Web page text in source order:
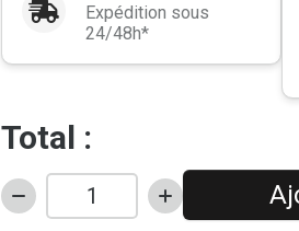
Expédition sous
24/48h*
Total :
quantité